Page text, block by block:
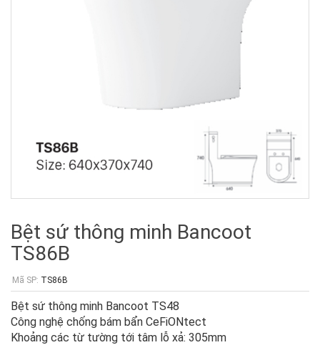
Bệt sứ thông minh Bancoot
TS86B
Mã SP: TS86B
Bệt sứ thông minh Bancoot TS48
Công nghệ chống bám bẩn CeFiONtect
Khoảng các từ tường tới tâm lỗ xả: 305mm